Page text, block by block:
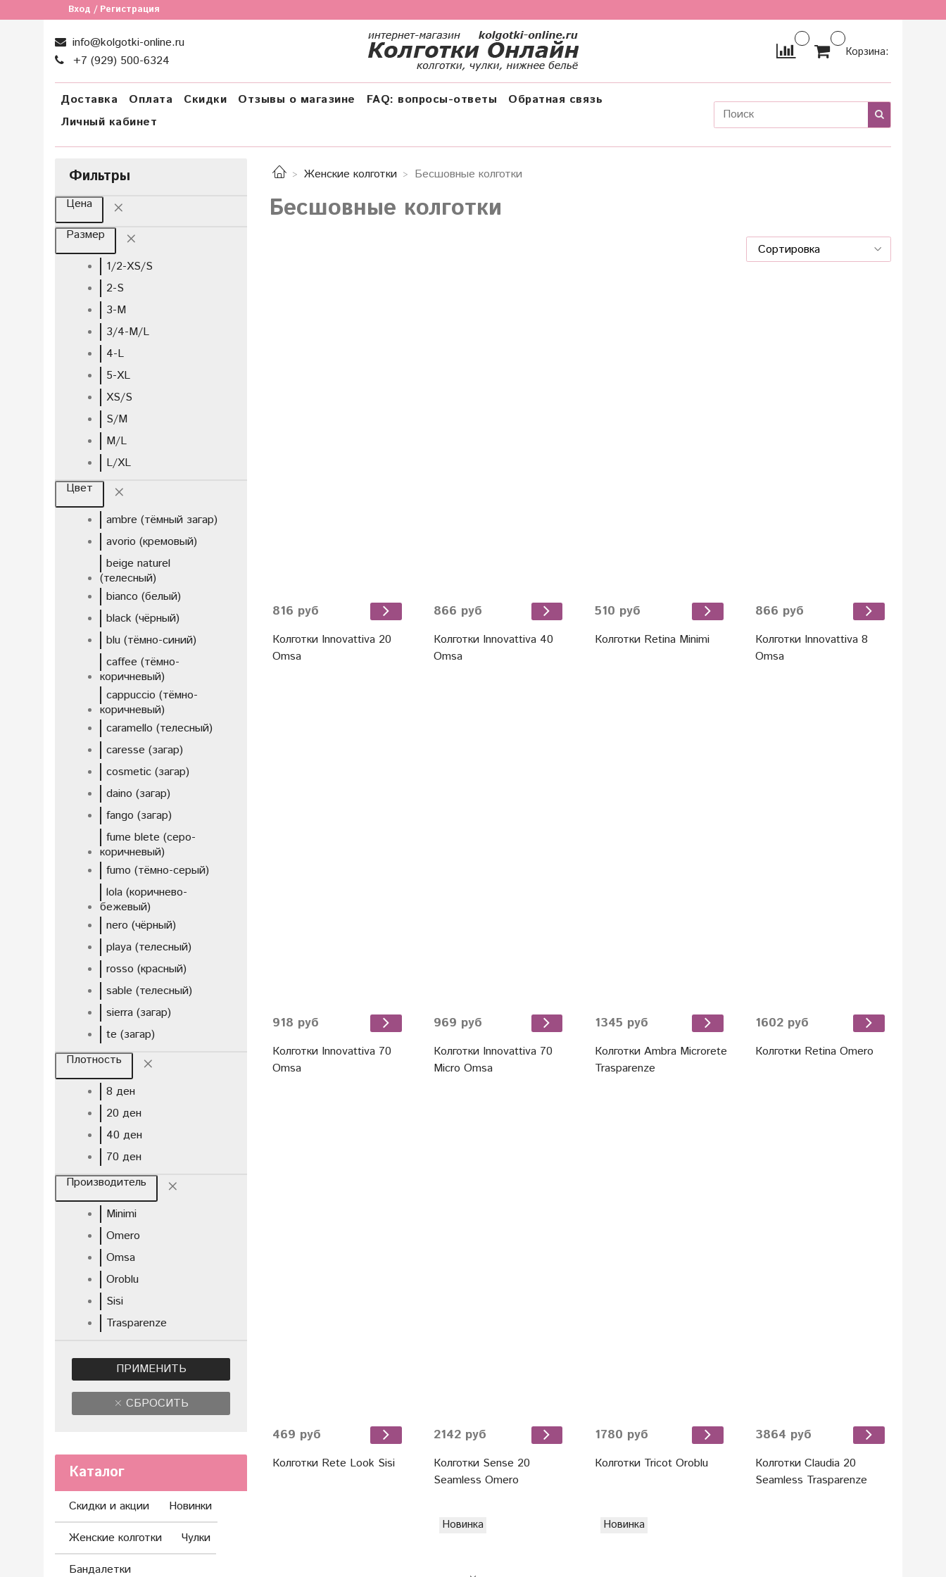
Вход / Регистрация
info@kolgotki-online.ru
+7 (929) 500-6324
Корзина:
Доставка Оплата Скидки Отзывы о магазине FAQ: вопросы-ответы
Обратная связь
Личный кабинет
Женские колготки Бесшовные колготки
Бесшовные колготки
816 руб
Колготки Innovattiva 20
Omsa
866 руб
Колготки Innovattiva 40
Omsa
510 руб
Колготки Retina Minimi
866 руб
Колготки Innovattiva 8
Omsa
918 руб
Колготки Innovattiva 70
Omsa
969 руб
Колготки Innovattiva 70
Micro Omsa
1345 руб
Колготки Ambra Microrete
Trasparenze
1602 руб
Колготки Retina Omero
469 руб
Колготки Rete Look Sisi
2142 руб
Колготки Sense 20
Seamless Omero
1780 руб
Колготки Tricot Oroblu
3864 руб
Колготки Claudia 20
Seamless Trasparenze
Новинка Новинка
Фильтры
Размер
1/2-XS/S
2-S
3-M
3/4-M/L
4-L
5-XL
XS/S
S/M
M/L
L/XL
Цвет
ambre (тёмный загар)
avorio (кремовый)
beige naturel
(телесный)
bianco (белый)
black (чёрный)
blu (тёмно-синий)
caffee (тёмно-
коричневый)
cappucciо (тёмно-
коричневый)
caramello (телесный)
caresse (загар)
cosmetic (загар)
daino (загар)
fango (загар)
fume blete (серо-
коричневый)
fumo (тёмно-серый)
lola (коричнево-
бежевый)
nero (чёрный)
playa (телесный)
rosso (красный)
sable (телесный)
sierra (загар)
te (загар)
Плотность
8 ден
20 ден
40 ден
70 ден
Производитель
Minimi
Omero
Omsa
Oroblu
Sisi
Trasparenze
ПРИМЕНИТЬ
СБРОСИТЬ
Каталог
Скидки и акции
Новинки
Женские колготки
Чулки
Бандалетки